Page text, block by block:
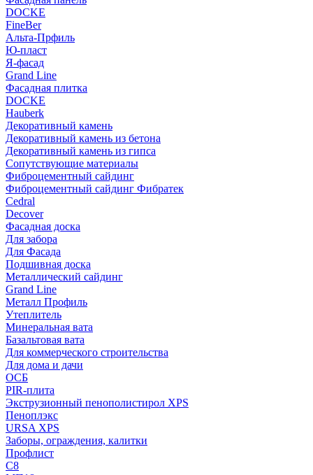
DOCKE
FineBer
Альта-Прфиль
Ю-пласт
Я-фасад
Grand Line
Фасадная плитка
DOCKE
Hauberk
Декоративный камень
Декоративный камень из бетона
Декоративный камень из гипса
Сопутствующие материалы
Фиброцементный сайдинг
Фиброцементный сайдинг Фибратек
Cedral
Decover
Фасадная доска
Для забора
Для Фасада
Подшивная доска
Металлический сайдинг
Grand Line
Металл Профиль
Утеплитель
Минеральная вата
Базальтовая вата
Для коммерческого строительства
Для дома и дачи
ОСБ
PIR-плита
Экструзионный пенополистирол XPS
Пеноплэкс
URSA XPS
Заборы, ограждения, калитки
Профлист
С8